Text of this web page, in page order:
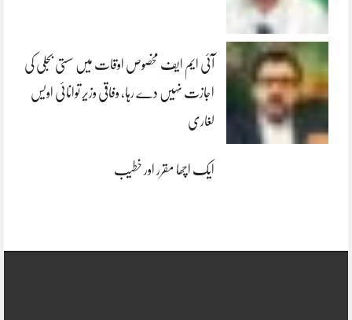
آئی ایم ایف مخصوص اوقات میں سستی بجلی کی
اجازت نہیں دے رہا، وفاقی وزیر توانائی اویس
لغاری
ایک اچھا مقرر اور خطیب